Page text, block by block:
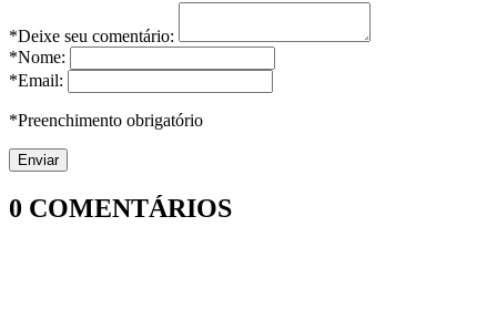
*Deixe seu comentário:
*Nome:
*Email:
*Preenchimento obrigatório
0 COMENTÁRIOS